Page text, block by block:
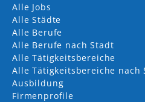
Alle Jobs
Alle Städte
Alle Berufe
Alle Berufe nach Stadt
Alle Tätigkeitsbereiche
Alle Tätigkeitsbereiche nach
Ausbildung
Firmenprofile